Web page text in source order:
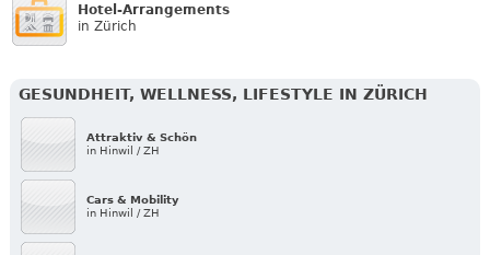
Hotel-Arrangements
in Zürich
GESUNDHEIT, WELLNESS, LIFESTYLE IN ZÜRICH
Attraktiv & Schön
in Hinwil / ZH
Cars & Mobility
in Hinwil / ZH